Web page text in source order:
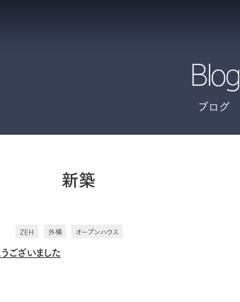
Blog
ブログ
新築
ございました
ZEH 外構 オープンハウス